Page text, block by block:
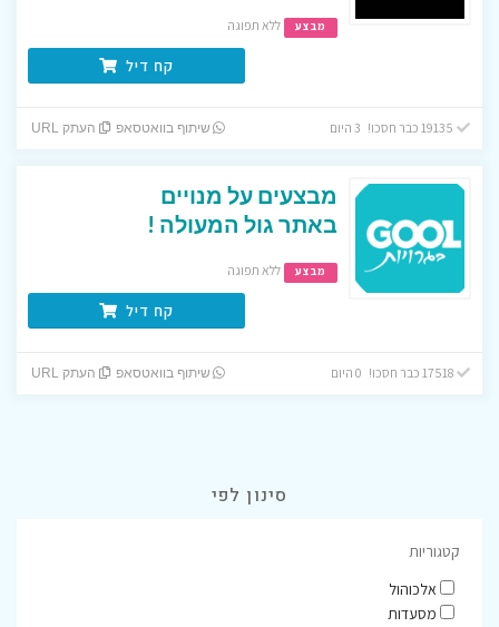
מבצע ללא תפוגה
קח דיל
שיתוף בוואטסאפ העתק URL
מבצעים על מנויים
באתר גול המעולה !
מבצע ללא תפוגה
קח דיל
17518 כבר חסכו! 0 היום שיתוף בוואטסאפ העתק URL
סינון לפי
קטגוריות
אלכוהול
מסעדות